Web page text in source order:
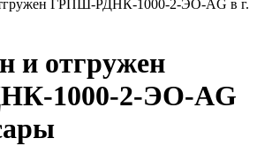
ГРПШ-РДНК-1000-2-ЭО-AG в г.
и отгружен
1000-2-ЭО-AG